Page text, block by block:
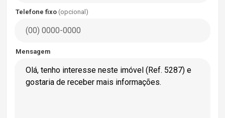
Telefone fixo (opcional)
Mensagem